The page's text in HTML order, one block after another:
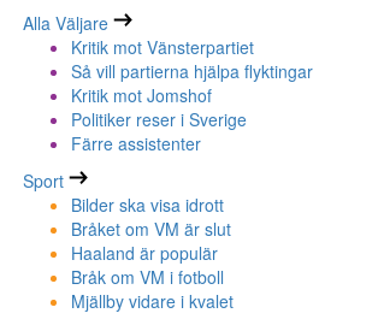
Alla Väljare
Kritik mot Vänsterpartiet
Så vill partierna hjälpa flyktingar
Kritik mot Jomshof
Politiker reser i Sverige
Färre assistenter
Sport
Bilder ska visa idrott
Bråket om VM är slut
Haaland är populär
Bråk om VM i fotboll
Mjällby vidare i kvalet